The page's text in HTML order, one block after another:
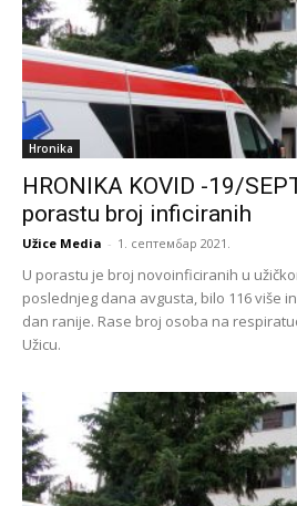
Hronika
HRONIKA KOVID -19/
porastu broj inficiranih
Užice Media - 1. септембар 2021.
U porastu je broj novoinficiranih u
poslednjeg dana avgusta, bilo 116 više
dan ranije. Rase broj osoba na
Užicu.